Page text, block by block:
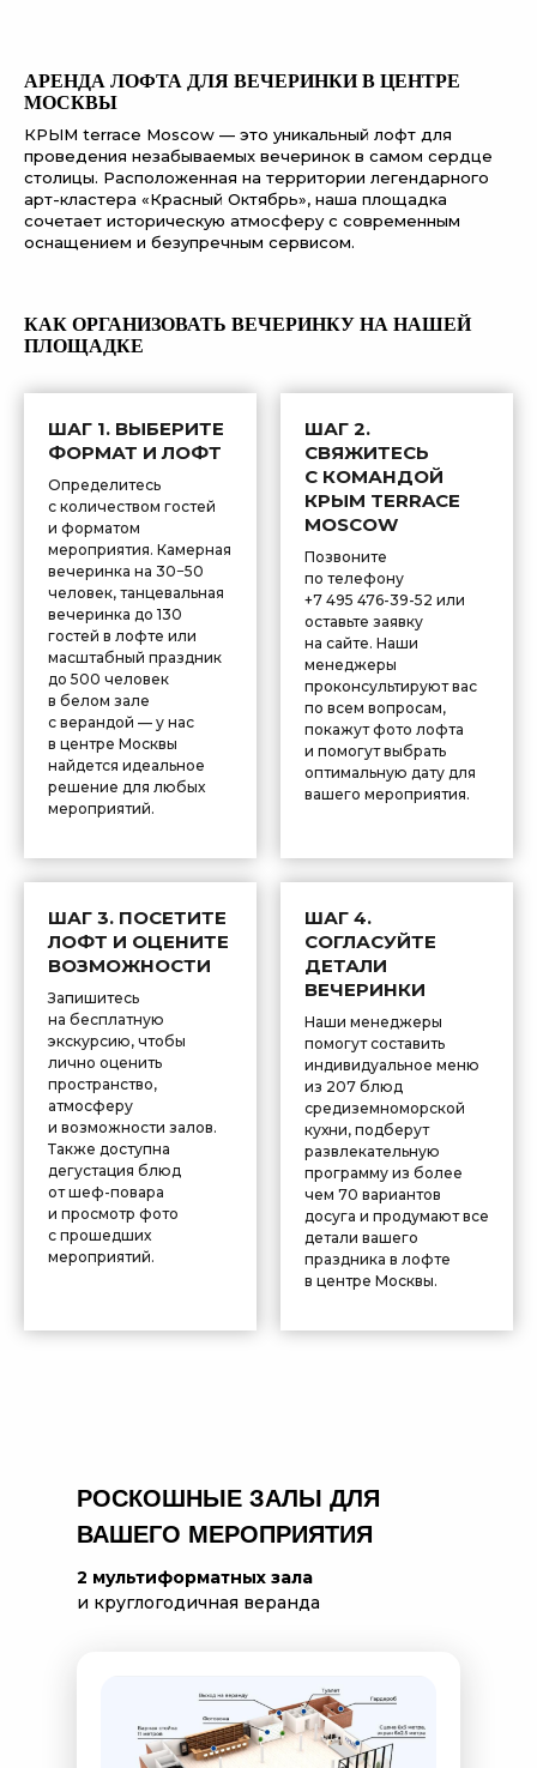
АРЕНДА ЛОФТА ДЛЯ ВЕЧЕРИНКИ В ЦЕНТРЕ
МОСКВЫ
КРЫМ terrace Moscow — это уникальный лофт для
проведения незабываемых вечеринок в самом сердце
столицы. Расположенная на территории легендарного
арт-кластера «Красный Октябрь», наша площадка
сочетает историческую атмосферу с современным
оснащением и безупречным сервисом.
КАК ОРГАНИЗОВАТЬ ВЕЧЕРИНКУ НА НАШЕЙ
ПЛОЩАДКЕ
ШАГ 1. ВЫБЕРИТЕ
ФОРМАТ И ЛОФТ
Определитесь
с количеством гостей
и форматом
мероприятия. Камерная
вечеринка на 30−50
человек, танцевальная
вечеринка до 130
гостей в лофте или
масштабный праздник
до 500 человек
в белом зале
с верандой — у нас
в центре Москвы
найдется идеальное
решение для любых
мероприятий.
ШАГ 2.
СВЯЖИТЕСЬ
С КОМАНДОЙ
КРЫМ TERRACE
MOSCOW
Позвоните
по телефону
+7 495 476-39-52 или
оставьте заявку
на сайте. Наши
менеджеры
проконсультируют вас
по всем вопросам,
покажут фото лофта
и помогут выбрать
оптимальную дату для
вашего мероприятия.
ШАГ 3. ПОСЕТИТЕ
ЛОФТ И ОЦЕНИТЕ
ВОЗМОЖНОСТИ
Запишитесь
на бесплатную
экскурсию, чтобы
лично оценить
пространство,
атмосферу
и возможности залов.
Также доступна
дегустация блюд
от шеф-повара
и просмотр фото
с прошедших
мероприятий.
ШАГ 4.
СОГЛАСУЙТЕ
ДЕТАЛИ
ВЕЧЕРИНКИ
Наши менеджеры
помогут составить
индивидуальное меню
из 207 блюд
средиземноморской
кухни, подберут
развлекательную
программу из более
чем 70 вариантов
досуга и продумают все
детали вашего
праздника в лофте
в центре Москвы.
Почему стоит выбрать лофт КРЫМ terrace
Уникальное расположение в центре Москвы
Наш лофт находится на Болотной набережной с панорамным
Мы предлагаем 2 уникальных зала и круглогодичную веранду
Профессиональная организация мероприятий в Москве
Команда КРЫМ terrace Moscow готова взять на себя
Организуйте незабываемую вечеринку в нашем лофте –
РОСКОШНЫЕ ЗАЛЫ ДЛЯ
ВАШЕГО МЕРОПРИЯТИЯ
2 мультиформатных зала
и круглогодичная веранда